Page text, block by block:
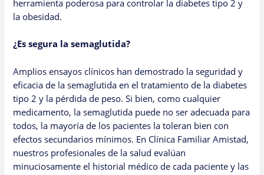
herramienta poderosa para controlar la diabetes tipo 2 y
la obesidad.
¿Es segura la semaglutida?
Amplios ensayos clínicos han demostrado la seguridad y
eficacia de la semaglutida en el tratamiento de la diabetes
tipo 2 y la pérdida de peso. Si bien, como cualquier
medicamento, la semaglutida puede no ser adecuada para
todos, la mayoría de los pacientes la toleran bien con
efectos secundarios mínimos. En Clínica Familiar Amistad,
nuestros profesionales de la salud evalúan
minuciosamente el historial médico de cada paciente y las